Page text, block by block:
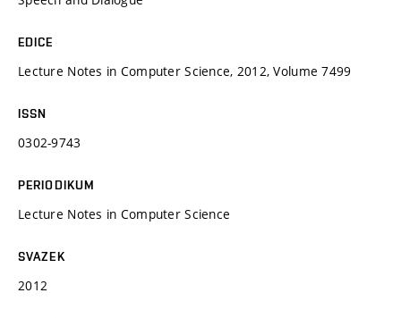
EDICE
Lecture Notes in Computer Science, 2012, Volume 7499
ISSN
0302-9743
PERIODIKUM
Lecture Notes in Computer Science
SVAZEK
2012